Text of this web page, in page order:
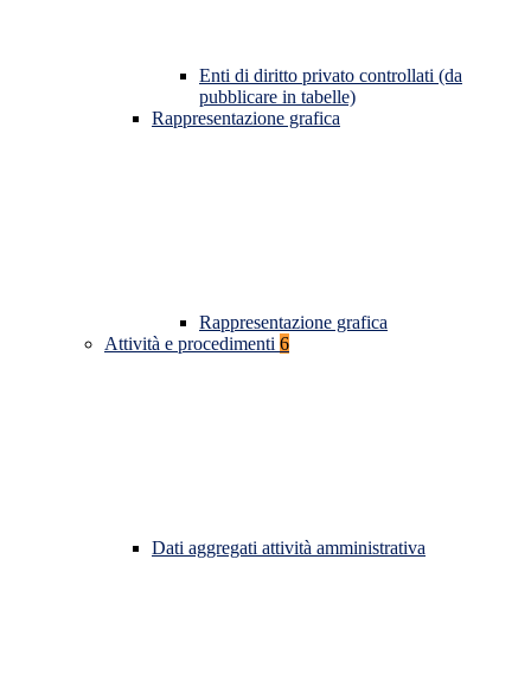
Enti di diritto privato controllati (da
pubblicare in tabelle)
Rappresentazione grafica
Rappresentazione grafica
Attività e procedimenti 6
Dati aggregati attività amministrativa